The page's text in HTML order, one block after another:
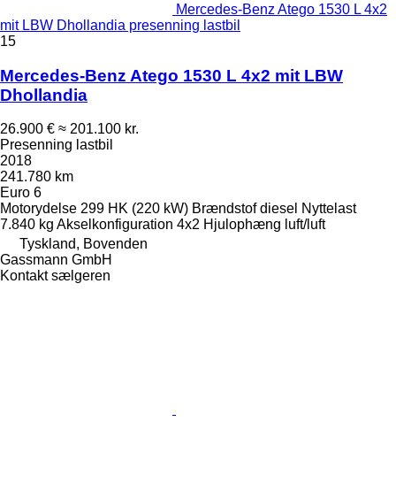
Mercedes-Benz Atego 1530 L 4x2
mit LBW Dhollandia presenning lastbil
15
Mercedes-Benz Atego 1530 L 4x2 mit LBW
Dhollandia
26.900 € ≈ 201.100 kr.
Presenning lastbil
2018
241.780 km
Euro 6
Motorydelse 299 HK (220 kW) Brændstof diesel Nyttelast
7.840 kg Akselkonfiguration 4x2 Hjulophæng luft/luft
Tyskland, Bovenden
Gassmann GmbH
Kontakt sælgeren